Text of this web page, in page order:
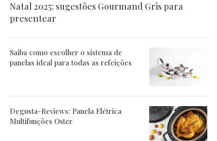
Natal 2025: sugestões Gourmand Gris para
presentear
Saiba como escolher o sistema de
panelas ideal para todas as refeições
Degusta-Reviews: Panela Elétrica
Multifunções Oster